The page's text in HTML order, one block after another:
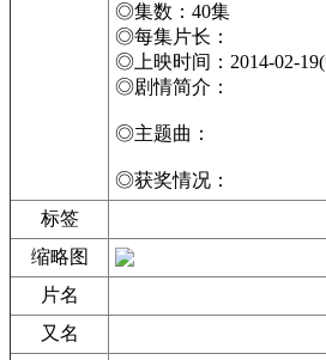
◎集数：40集
◎每集片长：
◎上映时间：2014-02-
◎剧情简介：
◎主题曲：
◎获奖情况：
标签
缩略图
片名
又名